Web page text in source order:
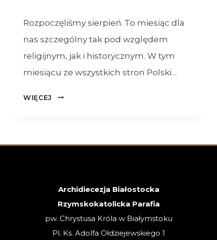
Rozpoczęliśmy sierpień. To miesiąc dla
nas szczególny tak pod względem
religijnym, jak i historycznym. W tym
miesiącu ze wszystkich stron Polski…
WIĘCEJ
OGŁOSZENIA
ZWYKŁA
Archidiecezja Białostocka
Rzymskokatolicka Parafia
pw. Chrystusa Króla w Białymstoku
Pl. Ks. Adolfa Ołdziejewskiego 1